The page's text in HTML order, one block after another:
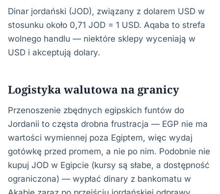
Dinar jordański (JOD), związany z dolarem USD w
stosunku około 0,71 JOD = 1 USD. Aqaba to strefa
wolnego handlu — niektóre sklepy wyceniają w
USD i akceptują dolary.
Logistyka walutowa na granicy
Przenoszenie zbędnych egipskich funtów do
Jordanii to częsta drobna frustracja — EGP nie ma
wartości wymiennej poza Egiptem, więc wydaj
gotówkę przed promem, a nie po nim. Podobnie nie
kupuj JOD w Egipcie (kursy są słabe, a dostępność
ograniczona) — wypłać dinary z bankomatu w